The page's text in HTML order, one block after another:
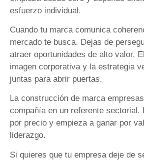
esfuerzo individual.
Cuando tu marca comunica
mercado te busca. Dejas de
atraer oportunidades de alto valor.
imagen corporativa y la estrategia
juntas para abrir puertas.
La construcción de marca
compañía en un referente sectorial.
por precio y empieza a ganar por
liderazgo.
Si quieres que tu empresa deje de